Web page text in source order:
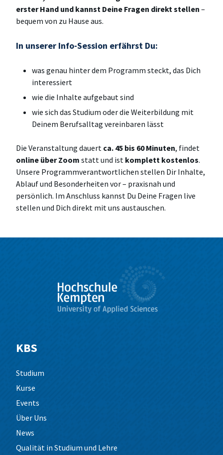
erster Hand und kannst Deine Fragen direkt stellen –
bequem von zu Hause aus.
In unserer Info-Session erfährst Du:
was genau hinter dem Programm steckt, das Dich
interessiert
wie die Inhalte aufgebaut sind
wie sich das Studium oder die Weiterbildung mit
Deinem Berufsalltag vereinbaren lässt
Die Veranstaltung dauert ca. 45 bis 60 Minuten, findet
online über Zoom statt und ist komplett kostenlos.
Unsere Programmverantwortlichen stellen Dir Inhalte,
Ablauf und Besonderheiten vor – praxisnah und
persönlich. Im Anschluss kannst Du Deine Fragen live
stellen und Dich direkt mit uns austauschen.
KBS
Studium
Kurse
Events
Über Uns
News
Qualität in Studium und Lehre